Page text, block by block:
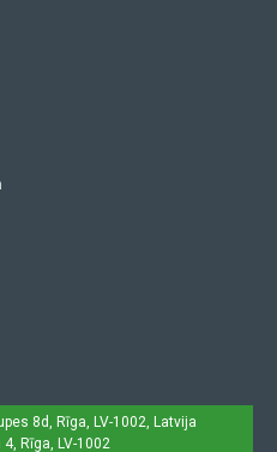
8d, Rīga, LV-1002, Latvija
Rīga, LV-1002